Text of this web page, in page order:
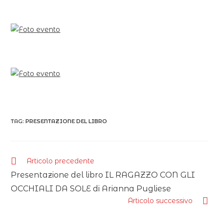
TAG:PRESENTAZIONE DEL LIBRO
Articolo precedente
Presentazione del libro IL RAGAZZO CON GLI
OCCHIALI DA SOLE di Arianna Pugliese
Articolo successivo